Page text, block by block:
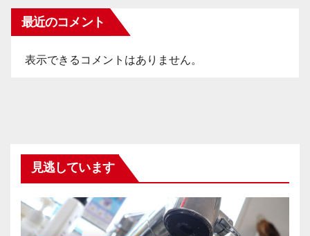
最近のコメント
表示できるコメントはありません。
見逃しています